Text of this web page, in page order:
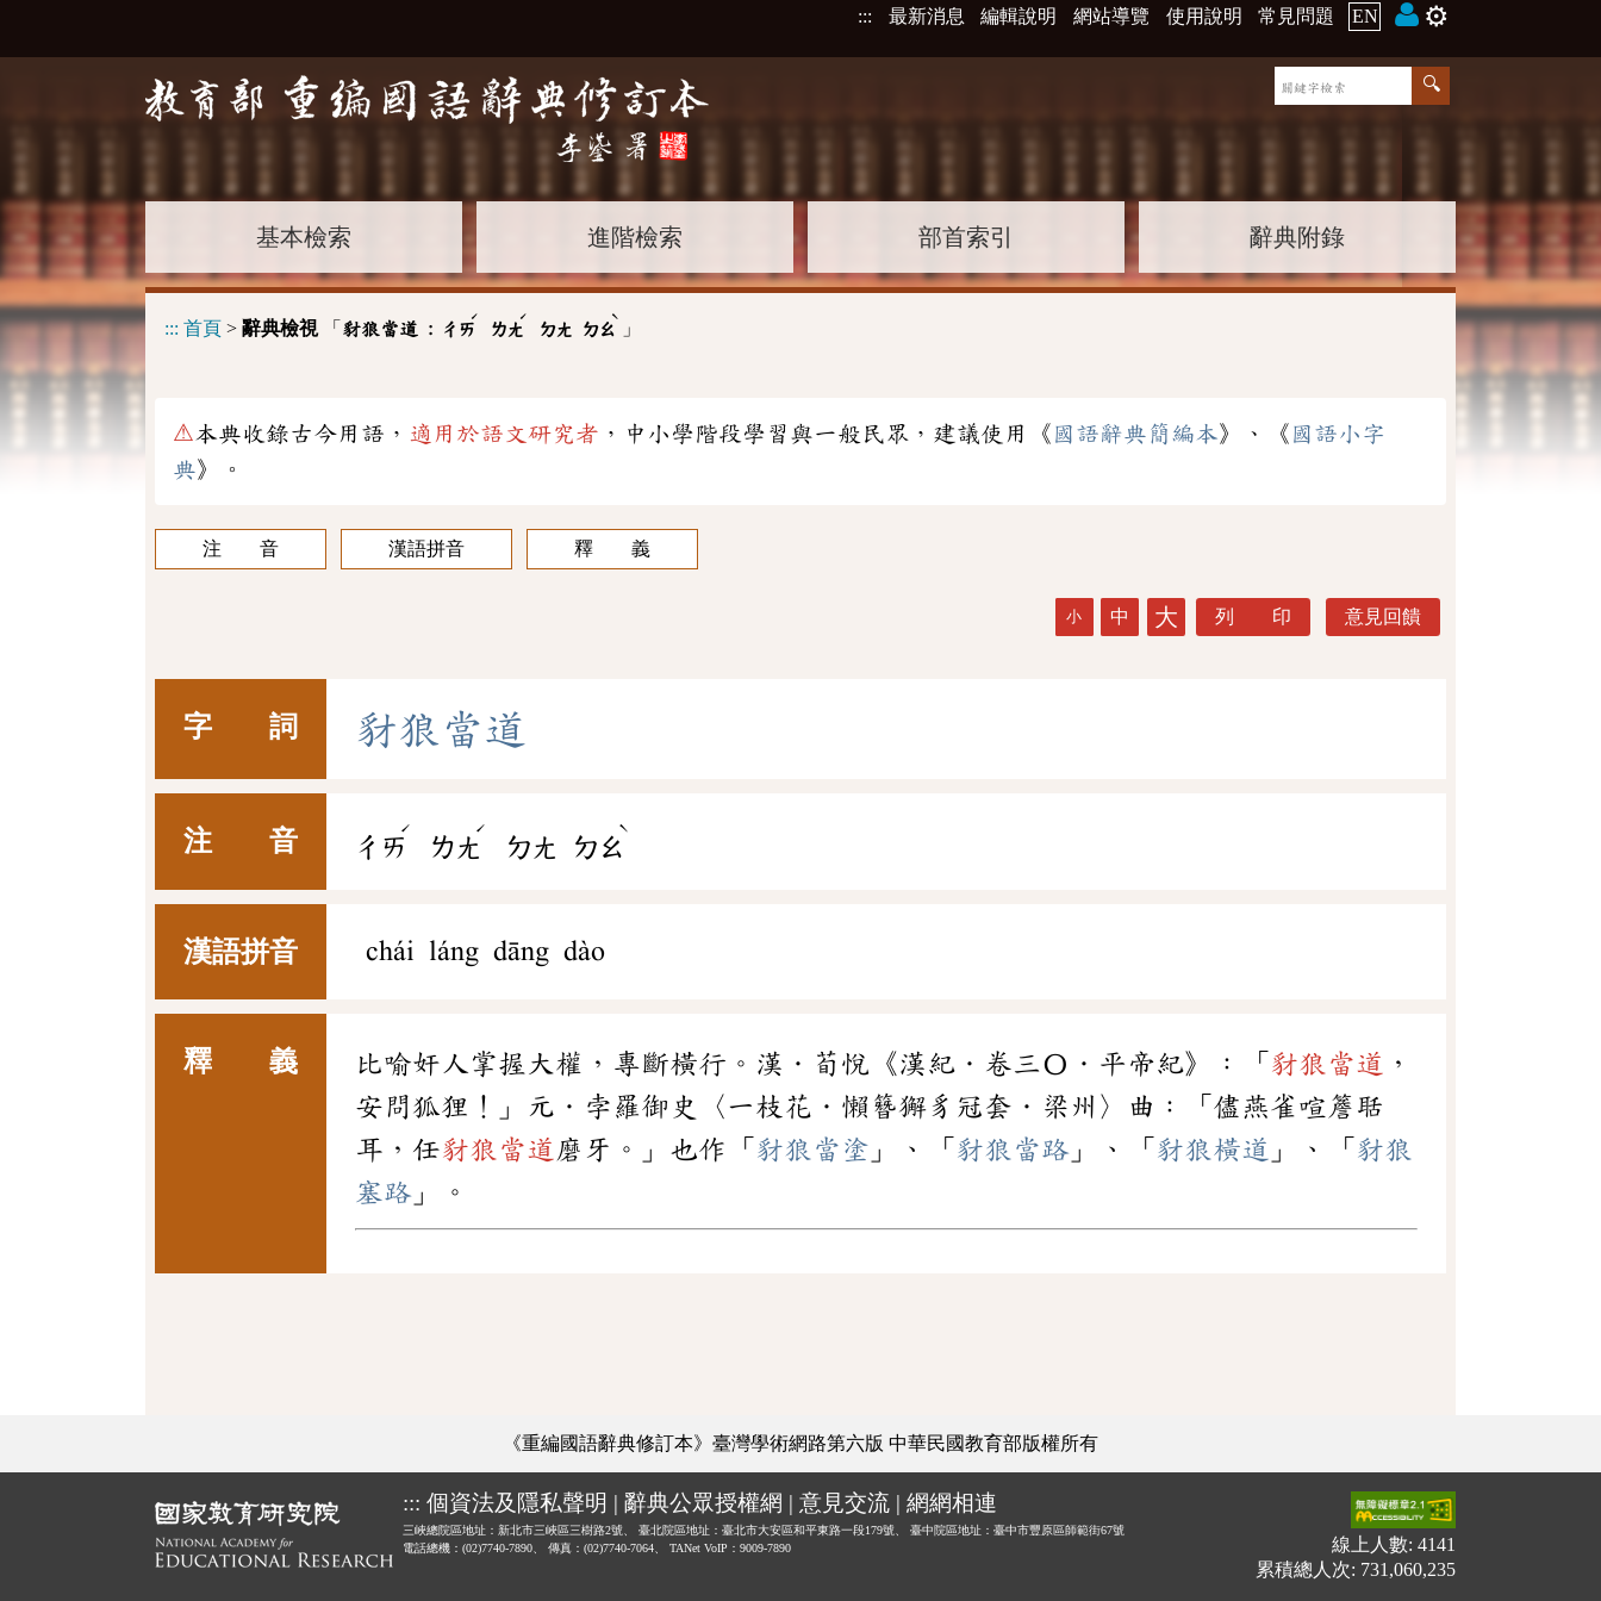
::: 最新消息 編輯說明 網站導覽 使用說明 常見問題 EN ⚙️
基本檢索 進階檢索 部首索引 辭典附錄
::: 首頁 > 辭典檢視「 豺狼當道 : ㄔㄞ
ˊ
ㄌㄤ
ˊ
ㄉㄤ ㄉㄠ
ˋ
」
⚠本典收錄古今用語， 適用於語文研究者 ，中小學階段學習與一般民眾，建議使用《 國語辭典簡編本》、《 國語小字
典》。
注 音 漢語拼音 釋 義
小 中 大 列 印 意見回饋
字 詞 豺狼 當道
注 音 ㄔㄞ
ˊ
ㄌㄤ
ˊ
ㄉㄤ ㄉㄠ
ˋ
漢語拼音 chái láng dāng dào
釋 義 比喻奸人掌握大權，專斷橫行。漢．荀悅《漢紀．卷三〇．平帝紀》：「 豺狼當道 ，
安問狐狸！」元．孛羅御史〈一枝花．懶簪獬豸冠套．梁州〉曲：「儘燕雀喧簷聒
耳，任豺狼當道 磨牙。」也作「 豺狼當塗 」、「 豺狼當路 」、「 豺狼橫道 」、「 豺狼
塞路 」。
《重編國語辭典修訂本》臺灣學術網路第六版 中華民國教育部版權所有
::: 個資法及隱私聲明 | 辭典公眾授權網 | 意見交流 | 網網相連
三峽總院區地址：新北市三峽區三樹路2號、 臺北院區地址：臺北市大安區和平東路一段179號、
臺中院區地址：臺中市豐原區師範街67號
電話總機：(02)7740-7890、
傳真：(02)7740-7064、 TANet VoIP：9009-7890
線上人數: 4141
累積總人次: 731,060,235